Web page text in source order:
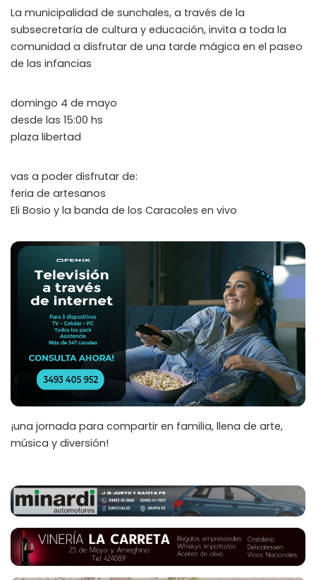
La municipalidad de sunchales, a través de la
subsecretaría de cultura y educación, invita a toda la
comunidad a disfrutar de una tarde mágica en el paseo
de las infancias
domingo 4 de mayo
desde las 15:00 hs
plaza libertad
vas a poder disfrutar de:
feria de artesanos
Eli Bosio y la banda de los Caracoles en vivo
¡una jornada para compartir en familia, llena de arte,
música y diversión!